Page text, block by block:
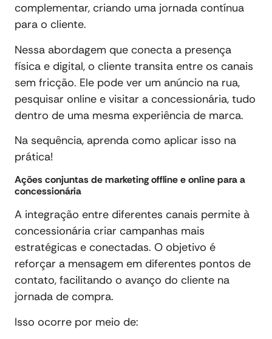
complementar, criando uma jornada contínua
para o cliente.
Nessa abordagem que conecta a presença
física e digital, o cliente transita entre os canais
sem fricção. Ele pode ver um anúncio na rua,
pesquisar online e visitar a concessionária, tudo
dentro de uma mesma experiência de marca.
Na sequência, aprenda como aplicar isso na
prática!
Ações conjuntas de marketing offline e online para a
concessionária
A integração entre diferentes canais permite à
concessionária criar campanhas mais
estratégicas e conectadas. O objetivo é
reforçar a mensagem em diferentes pontos de
contato, facilitando o avanço do cliente na
jornada de compra.
Isso ocorre por meio de: